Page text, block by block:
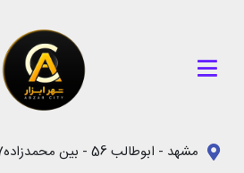
مشهد - ابوطالب 56 - بین محمدزاده17و19 - ساختمان دادآفرین